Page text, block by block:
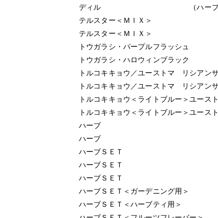
ディル （ハーブ
テルスター＜ＭＩＸ＞
テルスター＜ＭＩＸ＞
トウガラシ・パープルフラッシュ
トウガラシ・ハロウィンブラック
トルコキキョウ／ユーストマ リシアン
トルコキキョウ／ユーストマ リシアン
トルコキキョウ＜ライトブルー＞ユース
トルコキキョウ＜ライトブルー＞ユース
ハーブ
ハーブ
ハーブＳＥＴ
ハーブＳＥＴ
ハーブＳＥＴ
ハーブＳＥＴ＜ガーデニング用＞
ハーブＳＥＴ＜ハーブティ用＞